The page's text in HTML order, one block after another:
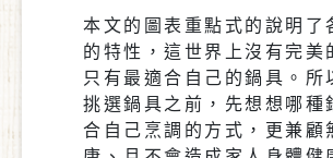
本文的圖表重點式的說明了
的特性，這世界上沒有完美
只有最適合自己的鍋具。所
挑選鍋具之前，先想想哪種
合自己烹調的方式，更兼顧